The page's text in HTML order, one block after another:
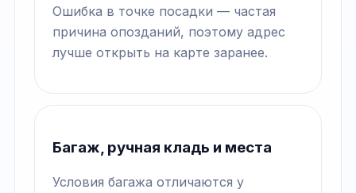
Ошибка в точке посадки — частая
причина опозданий, поэтому адрес
лучше открыть на карте заранее.
Багаж, ручная кладь и места
Условия багажа отличаются у